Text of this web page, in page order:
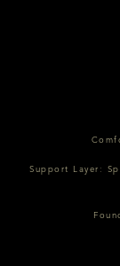
Support Layer: